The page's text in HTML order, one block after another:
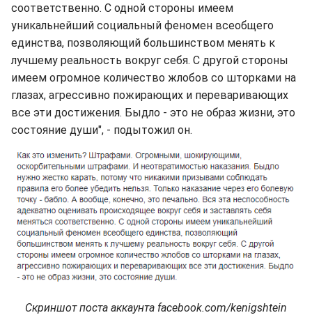
соответственно. С одной стороны имеем
уникальнейший социальный феномен всеобщего
единства, позволяющий большинством менять к
лучшему реальность вокруг себя. С другой стороны
имеем огромное количество жлобов со шторками на
глазах, агрессивно пожирающих и переваривающих
все эти достижения. Быдло - это не образ жизни, это
состояние души", - подытожил он.
Скриншот поста аккаунта facebook.com/kenigshtein